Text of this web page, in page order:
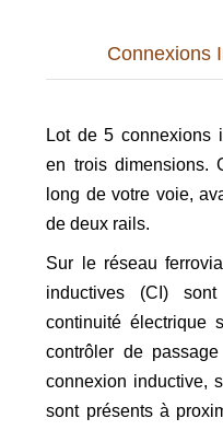
Connexions
Lot de 5 connexions
en trois dimensions.
long de votre voie,
de deux rails.
Sur le réseau
inductives (CI)
continuité électrique
contrôler de
connexion inductive,
sont présents à